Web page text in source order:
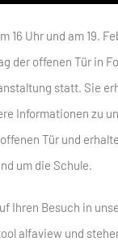
16 Uhr und am 19.
der offenen Tür in
statt. Sie
Informationen zu
Tür und
um die Schule.
Ihren Besuch in
alfaview und